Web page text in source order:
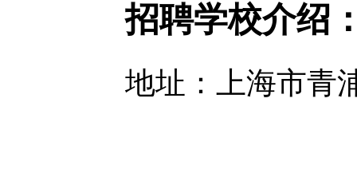
招聘学校介绍
地址：上海市青